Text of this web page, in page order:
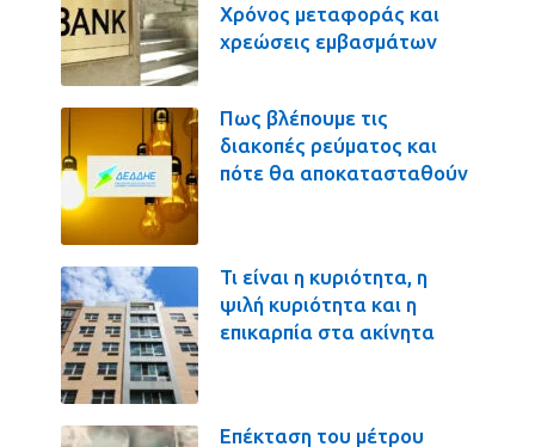
Χρόνος μεταφοράς και
χρεώσεις εμβασμάτων
Πως βλέπουμε τις
διακοπές ρεύματος και
πότε θα αποκατασταθούν
Τι είναι η κυριότητα, η
ψιλή κυριότητα και η
επικαρπία στα ακίνητα
Επέκταση του μέτρου